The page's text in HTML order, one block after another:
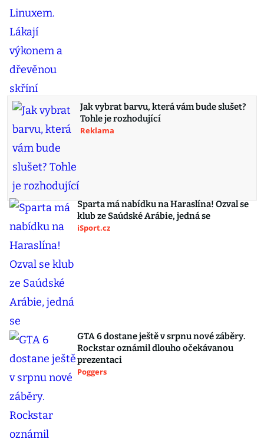
Jak vybrat barvu, která vám bude slušet?
Tohle je rozhodující
Reklama
Sparta má nabídku na Haraslína! Ozval se
klub ze Saúdské Arábie, jedná se
iSport.cz
GTA 6 dostane ještě v srpnu nové záběry.
Rockstar oznámil dlouho očekávanou
prezentaci
Poggers